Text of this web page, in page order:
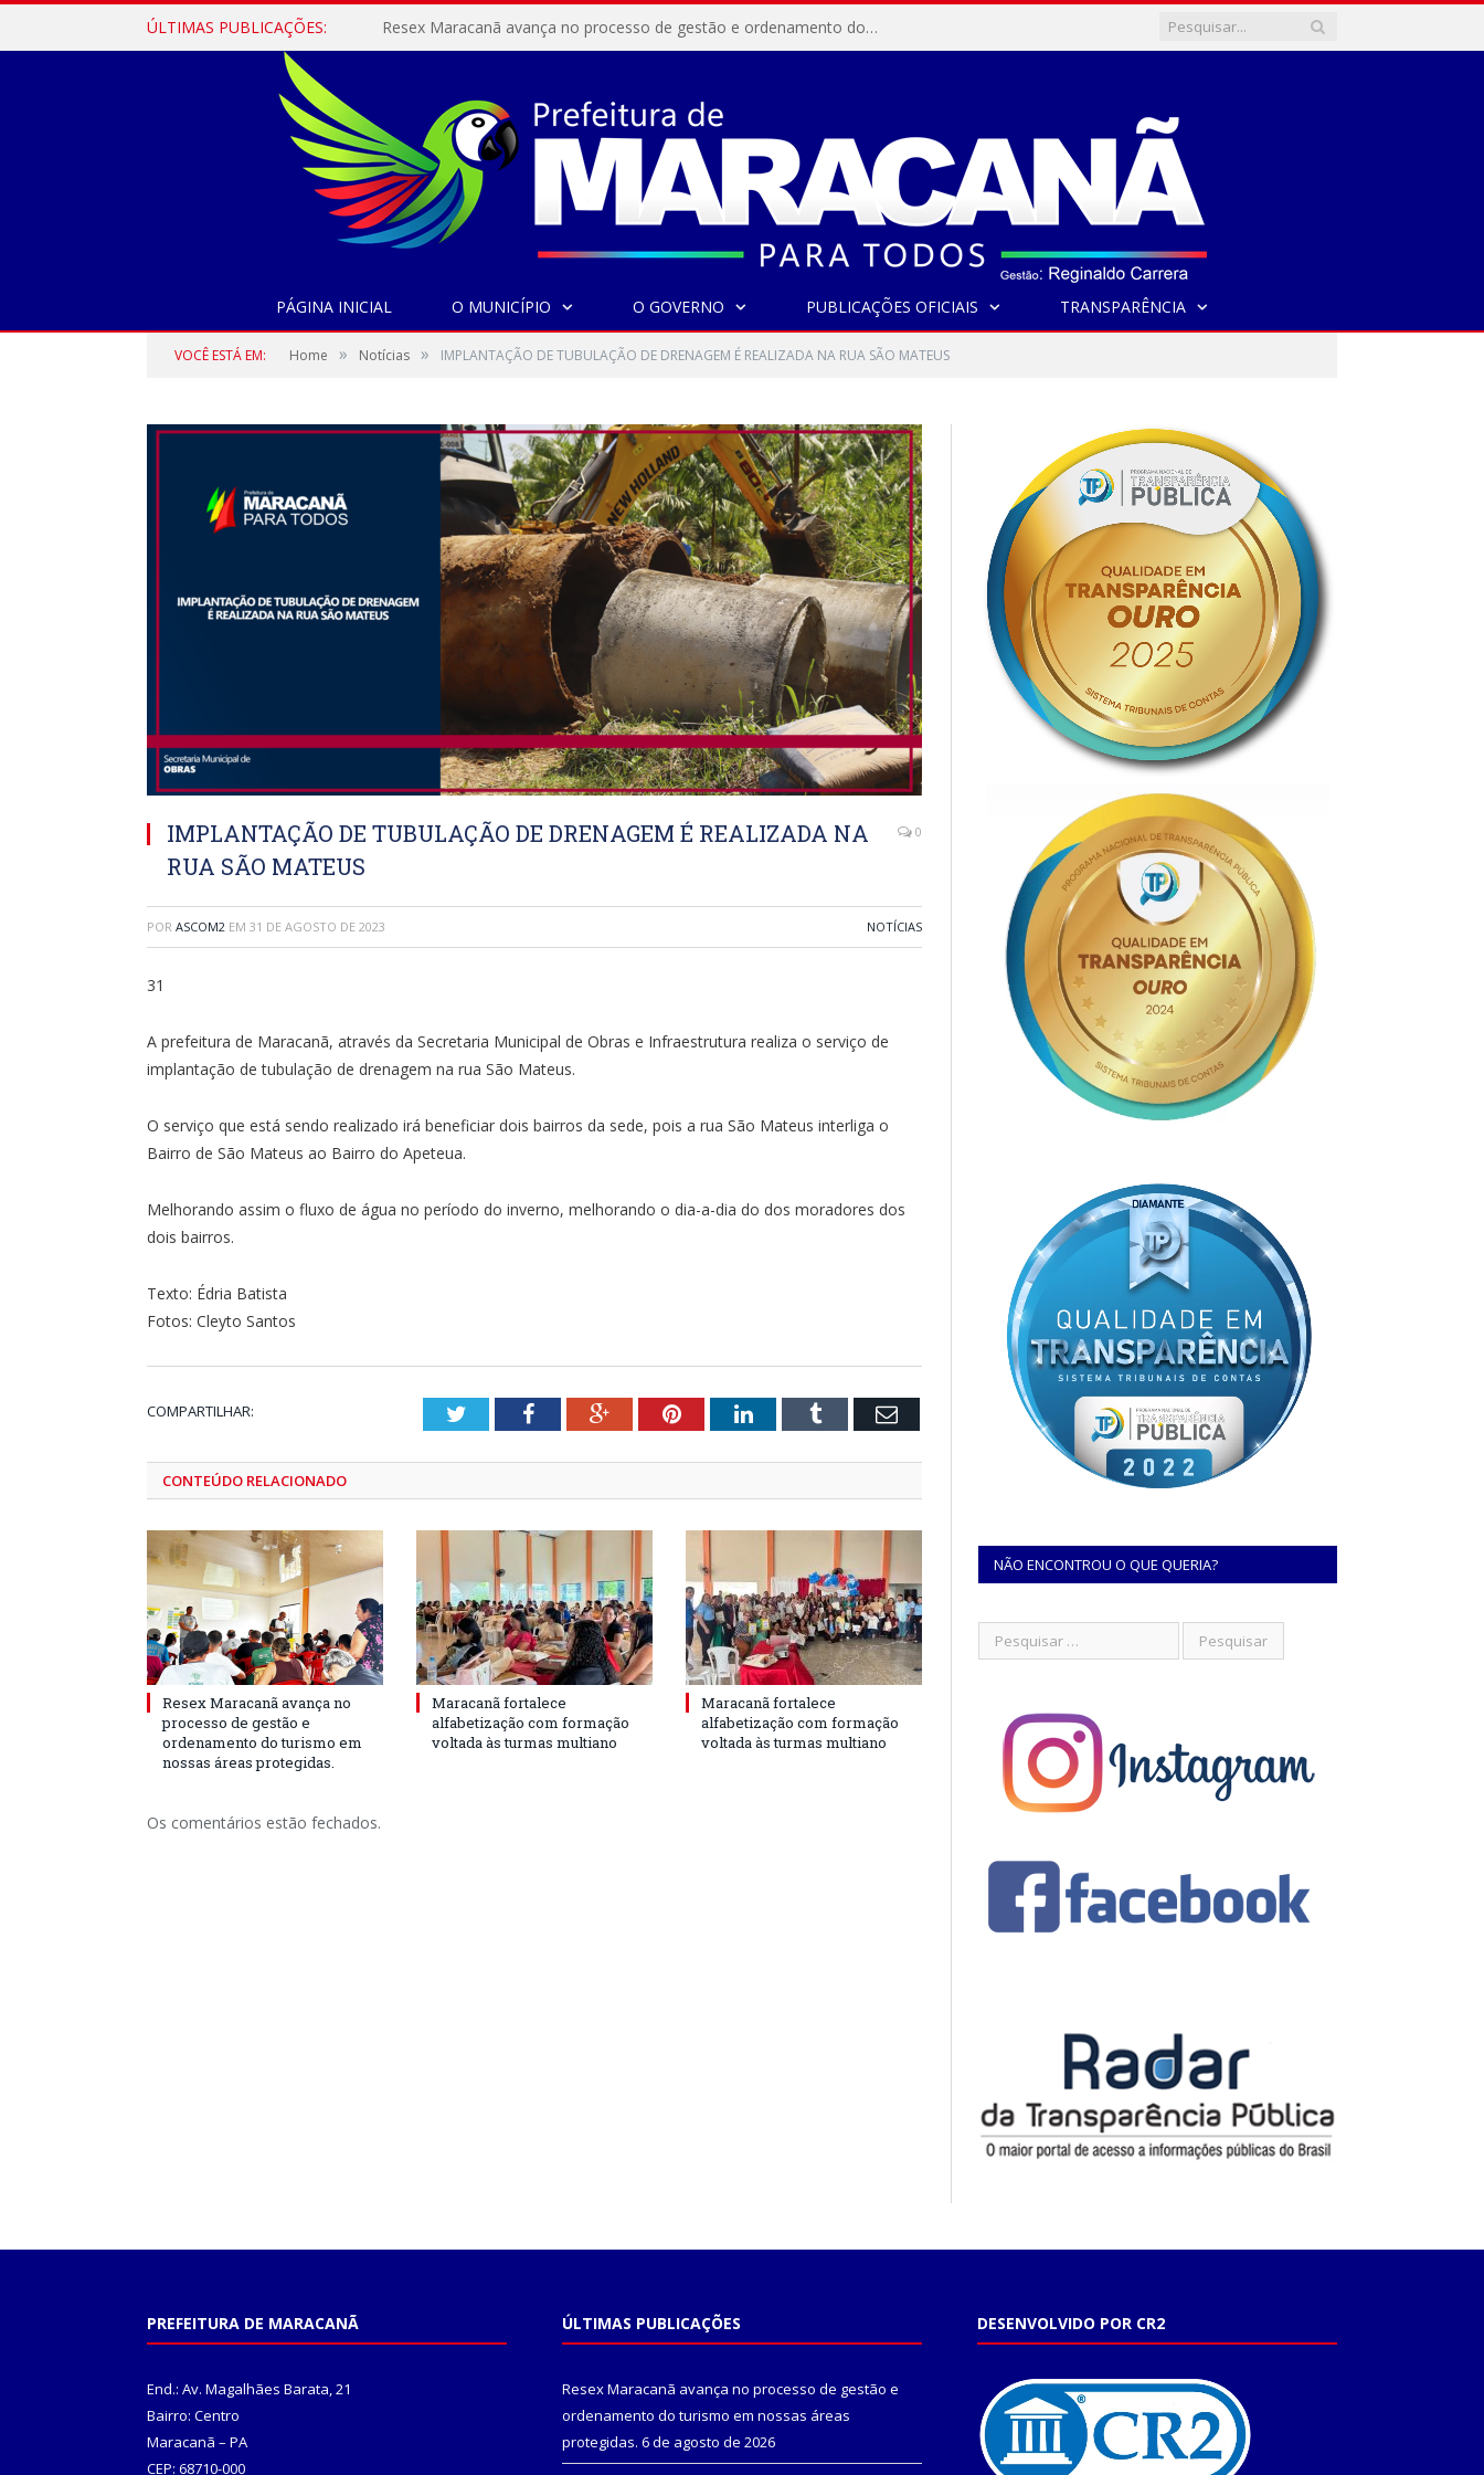
ÚLTIMAS PUBLICAÇÕES: Resex Maracanã avança no processo de gestão e ordenamento do turismo em nossas áreas protegidas.
PÁGINA INICIAL O MUNICÍPIO O GOVERNO PUBLICAÇÕES OFICIAIS TRANSPARÊNCIA
VOCÊ ESTÁ EM: Home » Notícias » IMPLANTAÇÃO DE TUBULAÇÃO DE DRENAGEM É REALIZADA NA RUA SÃO MATEUS
IMPLANTAÇÃO DE TUBULAÇÃO DE DRENAGEM É REALIZADA NA
RUA SÃO MATEUS
0
POR ASCOM2 EM 31 DE AGOSTO DE 2023 NOTÍCIAS
31
A prefeitura de Maracanã, através da Secretaria Municipal de Obras e Infraestrutura realiza o serviço de
implantação de tubulação de drenagem na rua São Mateus.
O serviço que está sendo realizado irá beneficiar dois bairros da sede, pois a rua São Mateus interliga o
Bairro de São Mateus ao Bairro do Apeteua.
Melhorando assim o fluxo de água no período do inverno, melhorando o dia-a-dia do dos moradores dos
dois bairros.
Texto: Édria Batista
Fotos: Cleyto Santos
COMPARTILHAR: TwitterFacebookGoogle+PinterestLinkedInTumblr Email
CONTEÚDO RELACIONADO
Resex Maracanã avança no
processo de gestão e
ordenamento do turismo em
nossas áreas protegidas.
Maracanã fortalece
alfabetização com formação
voltada às turmas multiano
Maracanã fortalece
alfabetização com formação
voltada às turmas multiano
Os comentários estão fechados.
NÃO ENCONTROU O QUE QUERIA?
PREFEITURA DE MARACANÃ
End.: Av. Magalhães Barata, 21
Bairro: Centro
Maracanã – PA
CEP: 68710-000
ÚLTIMAS PUBLICAÇÕES
Resex Maracanã avança no processo de gestão e
ordenamento do turismo em nossas áreas
protegidas. 6 de agosto de 2026
DESENVOLVIDO POR CR2